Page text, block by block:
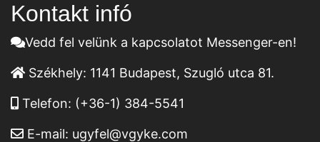
Kontakt infó
Vedd fel velünk a kapcsolatot Messenger-en!
Székhely: 1141 Budapest, Szugló utca 81.
Telefon: (+36-1) 384-5541
E-mail: ugyfel@vgyke.com